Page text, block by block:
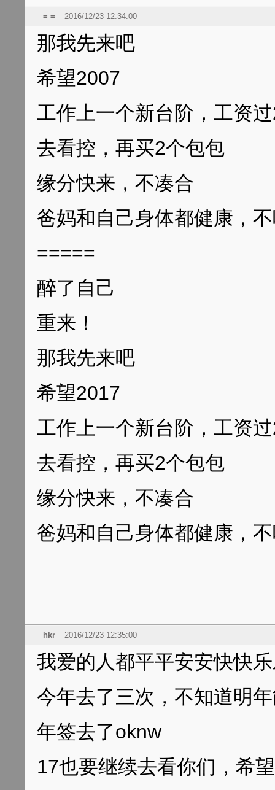
= = 2016/12/23 12:34:00
那我先来吧
希望2007
工作上一个新台阶，工资
去看控，再买2个包包
缘分快来，不凑合
爸妈和自己身体都健康，
=====
醉了自己
重来！
那我先来吧
希望2017
工作上一个新台阶，工资
去看控，再买2个包包
缘分快来，不凑合
爸妈和自己身体都健康，
hkr 2016/12/23 12:35:00
我爱的人都平平安安快快
今年去了三次，不知道明
年签去了oknw
17也要继续去看你们，希